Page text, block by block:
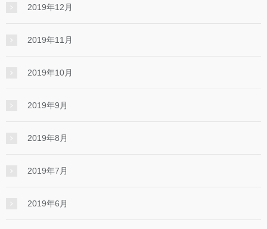
2019年12月
2019年11月
2019年10月
2019年9月
2019年8月
2019年7月
2019年6月